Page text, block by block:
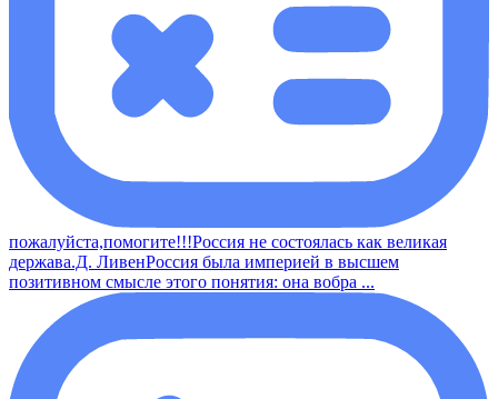
пожалуйста,помогите!!!Россия не состоялась как великая
держава.Д. ЛивенРоссия была империей в высшем
позитивном смысле этого понятия: она вобра ...